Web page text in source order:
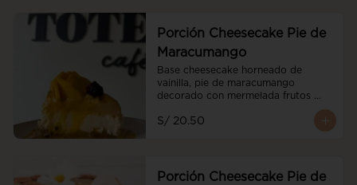
Porción Cheesecake Pie de
Maracumango
Base cheesecake horneado de
vainilla, pie de maracumango
decorado con mermelada frutos
S/ 20.50
Porción Cheesecake Pie de